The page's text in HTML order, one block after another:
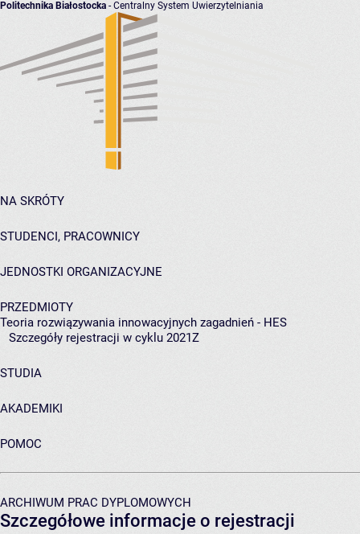
Politechnika Białostocka - Centralny System Uwierzytelniania
NA SKRÓTY
STUDENCI, PRACOWNICY
JEDNOSTKI ORGANIZACYJNE
PRZEDMIOTY
Teoria rozwiązywania innowacyjnych zagadnień - HES
Szczegóły rejestracji w cyklu 2021Z
STUDIA
AKADEMIKI
POMOC
ARCHIWUM PRAC DYPLOMOWYCH
Szczegółowe informacje o rejestracji